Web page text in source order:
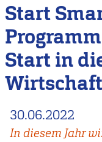
Start
Start in
30.06.2022
In diesem Jahr